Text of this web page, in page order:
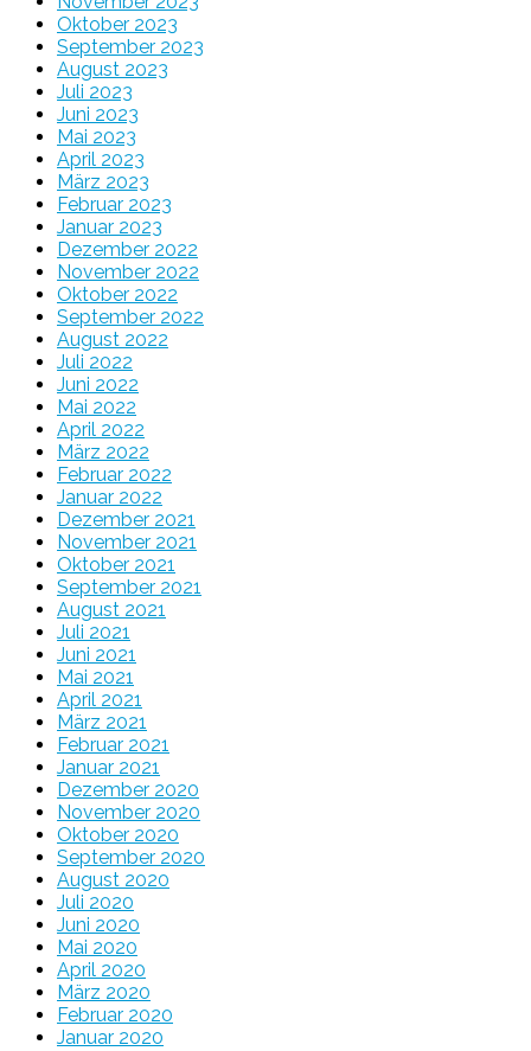
Oktober 2023
September 2023
August 2023
Juli 2023
Juni 2023
Mai 2023
April 2023
März 2023
Februar 2023
Januar 2023
Dezember 2022
November 2022
Oktober 2022
September 2022
August 2022
Juli 2022
Juni 2022
Mai 2022
April 2022
März 2022
Februar 2022
Januar 2022
Dezember 2021
November 2021
Oktober 2021
September 2021
August 2021
Juli 2021
Juni 2021
Mai 2021
April 2021
März 2021
Februar 2021
Januar 2021
Dezember 2020
November 2020
Oktober 2020
September 2020
August 2020
Juli 2020
Juni 2020
Mai 2020
April 2020
März 2020
Februar 2020
Januar 2020